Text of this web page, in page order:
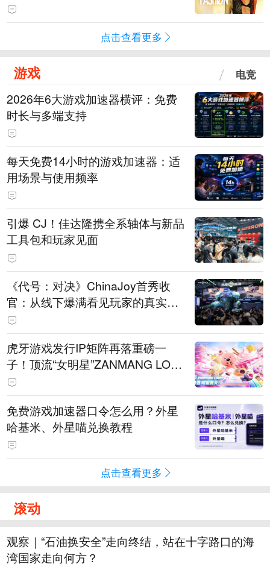
点击查看更多
游戏 电竞
2026年6大游戏加速器横评：免费
时长与多端支持
每天免费14小时的游戏加速器：适
用场景与使用频率
引爆 CJ！佳达隆携全系轴体与新品
工具包和玩家见面
《代号：对决》ChinaJoy首秀收
官：从线下爆满看见玩家的真实期
待
虎牙游戏发行IP矩阵再落重磅一
子！顶流“女明星”ZANMANG LOO
PY 正版3D消除手游《消消奇遇》
惊喜曝光
免费游戏加速器口令怎么用？外星
哈基米、外星喵兑换教程
点击查看更多
滚动
观察｜“石油换安全”走向终结，站在十字路口的海
湾国家走向何方？